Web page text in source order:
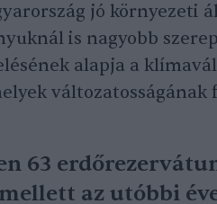
jó környezeti
is nagyobb
alapja a
változatosságának
63
az utóbbi